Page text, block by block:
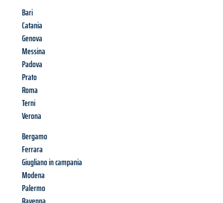
Bari
Catania
Genova
Messina
Padova
Prato
Roma
Terni
Verona
Bergamo
Ferrara
Giugliano in campania
Modena
Palermo